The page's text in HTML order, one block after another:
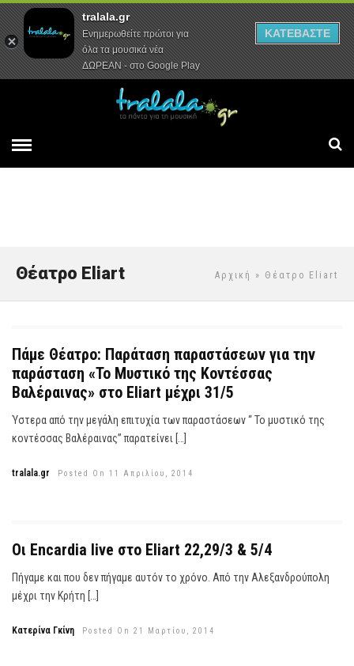
Αρχική Συνεντεύξεις Ρεπορτάζ
Αρχική » Θέατρο Eliart
Θέατρο Eliart
Πάμε Θέατρο: Παράταση παραστάσεων για την
παράσταση «Το Μυστικό της Κοντέσσας
Βαλέραινας» στο Eliart μέχρι 31/5
Ύστερα από την μεγάλη επιτυχία των παραστάσεων “ Το μυστικό της
κοντέσσας Βαλέραινας” παρατείνει […]
tralala.gr Posted On 11 Απριλίου, 2014
Οι Encardia live στο Eliart 22,29/3 & 5/4
Πήγαμε και που δεν πήγαμε αυτόν το χρόνο. Από την Αλεξανδρούπολη
μέχρι την Κρήτη […]
Κατερίνα Γκίνη Posted On 21 Μαρτίου, 2014
tralala.gr
Ενημερωθείτε πρώτοι για
όλα τα μουσικά νέα
ΔΩΡΕΑΝ - στο Google Play
ΚΑΤΕΒΑΣΤΕ